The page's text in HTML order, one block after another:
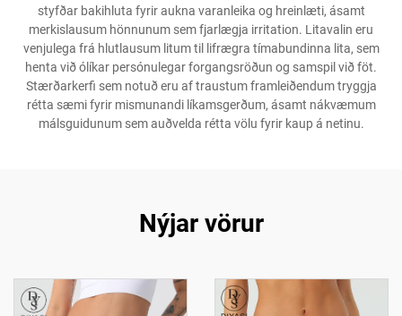
styfðar bakihluta fyrir aukna varanleika og hreinlæti, ásamt
merkislausum hönnunum sem fjarlægja irritation. Litavalin eru
venjulega frá hlutlausum litum til lifrægra tímabundinna lita, sem
henta við ólíkar persónulegar forgangsröðun og samspil við föt.
Stærðarkerfi sem notuð eru af traustum framleiðendum tryggja
rétta sæmi fyrir mismunandi líkamsgerðum, ásamt nákvæmum
málsguidunum sem auðvelda rétta völu fyrir kaup á netinu.
Nýjar vörur